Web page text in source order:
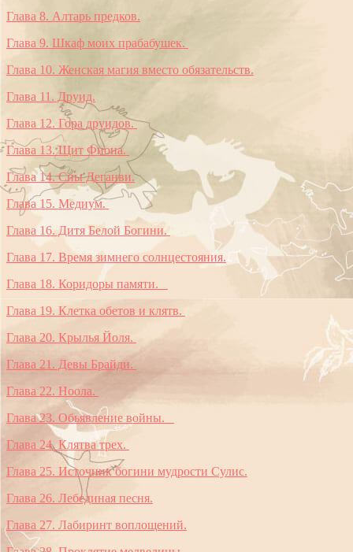
Глава 8. Алтарь предков.
Глава 9. Шкаф моих прабабушек.
Глава 10. Женская магия вместо обязательств.
Глава 11. Друид.
Глава 12. Гора друидов.
Глава 13. Щит Фиона.
Глава 14. Сны Деганви.
Глава 15. Медиум.
Глава 16. Дитя Белой Богини.
Глава 17. Время зимнего солнцестояния.
Глава 18. Коридоры памяти.
Глава 19. Клетка обетов и клятв.
Глава 20. Крылья Йоля.
Глава 21. Девы Брайди.
Глава 22. Ноола.
Глава 23. Обьявление войны.
Глава 24. Клятва трех.
Глава 25. Источник богини мудрости Сулис.
Глава 26. Лебединая песня.
Глава 27. Лабиринт воплощений.